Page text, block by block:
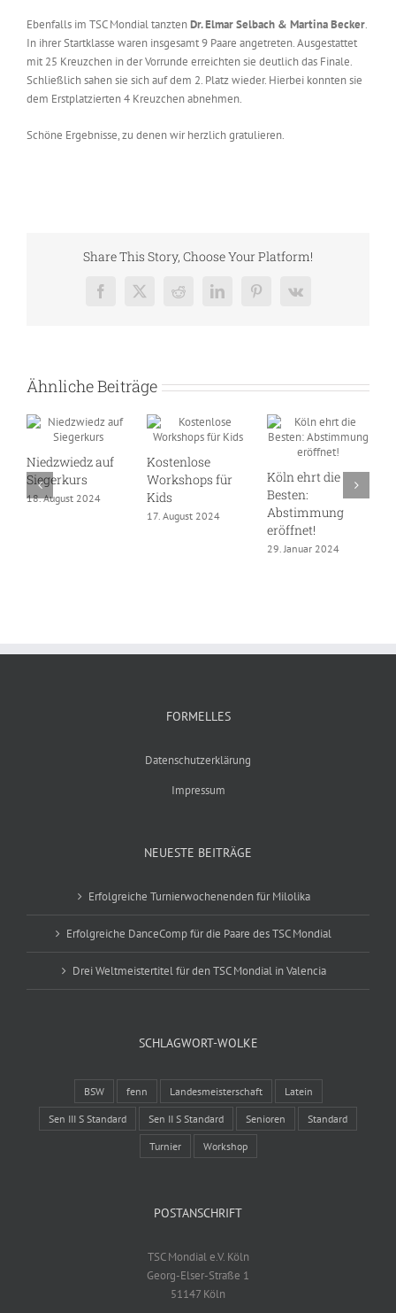
Ebenfalls im TSC Mondial tanztenDr. Elmar Selbach & Martina Becker.
In ihrer Startklasse waren insgesamt 9 Paare angetreten. Ausgestattet
mit 25 Kreuzchen in der Vorrunde erreichten sie deutlich das Finale.
Schließlich sahen sie sich auf dem 2. Platz wieder. Hierbei konnten sie
dem Erstplatzierten 4 Kreuzchen abnehmen.
Schöne Ergebnisse, zu denen wir herzlich gratulieren.
Share This Story, Choose Your Platform!
Facebook
X RedditLinkedInPinterest
Vk
Ähnliche Beiträge
Niedzwiedz auf
Siegerkurs
18. August 2024
Kostenlose
Workshops für
Kids
17. August 2024
Köln ehrt die
Besten:
Abstimmung
eröffnet!
29. Januar 2024
FORMELLES
Datenschutzerklärung
Impressum
NEUESTE BEITRÄGE
Erfolgreiche Turnierwochenenden für Milolika
Erfolgreiche DanceComp für die Paare des TSC Mondial
Drei Weltmeistertitel für den TSC Mondial in Valencia
SCHLAGWORT-WOLKE
BSW fenn Landesmeisterschaft Latein
Sen III S Standard Sen II S Standard Senioren Standard
Turnier Workshop
POSTANSCHRIFT
TSC Mondial e.V. Köln
Georg-Elser-Straße 1
51147 Köln